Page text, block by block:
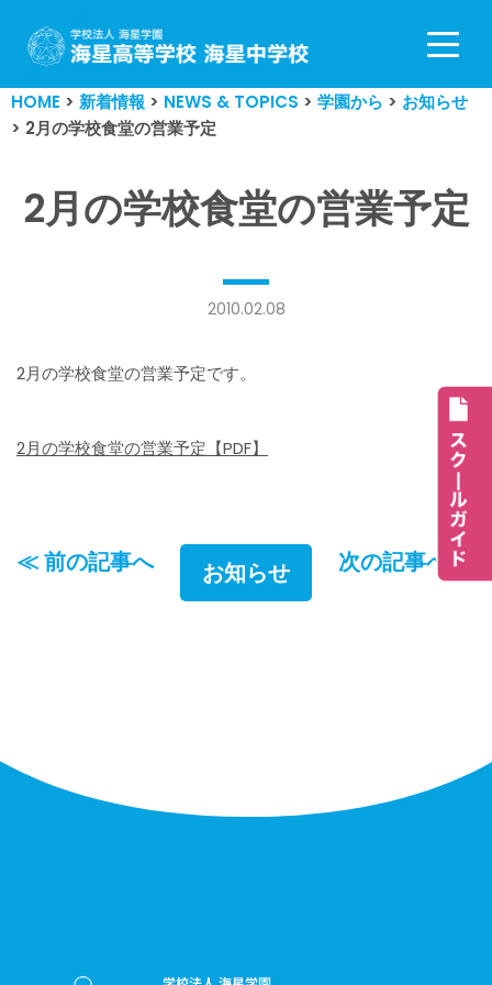
コ
ン
テ
ン
へ
ス
HOME > 新着情報 > NEWS & TOPICS > 学園から > お知らせ
> 2月の学校食堂の営業予定
2月の学校食堂の営業予定
2010.02.08
2月の学校食堂の営業予定です。
2月の学校食堂の営業予定【PDF】
≪ 前の記事へ お知らせ 次の記事へ ≫